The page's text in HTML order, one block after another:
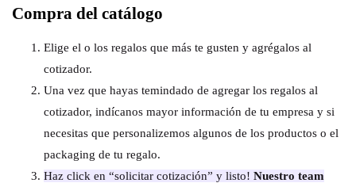
Compra del catálogo
Elige el o los regalos que más te gusten y agrégalos al
cotizador.
Una vez que hayas temindado de agregar los regalos al
cotizador, indícanos mayor información de tu empresa y si
necesitas que personalizemos algunos de los productos o el
packaging de tu regalo.
Haz click en “solicitar cotización” y listo! Nuestro team